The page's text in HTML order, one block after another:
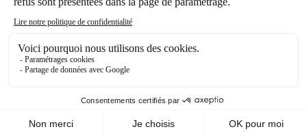
plancher : des matériaux
incontournables pour vos
travaux
Les panneaux bois et les dalles de plancher
construction. Leur utilisation va au-delà du simple
revêtement, ils contribuent à la stabilité des